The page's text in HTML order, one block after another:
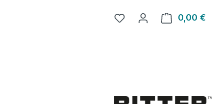
0,00 €